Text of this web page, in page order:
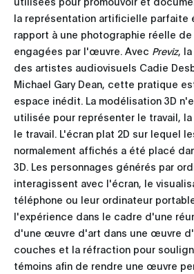
la représentation artificielle parfaite
rapport à une photographie réelle de
engagées par l'œuvre. Avec Previz,
des artistes audiovisuels Cadie
Michael Gary Dean, cette pratique
espace inédit. La modélisation 3D
utilisée pour représenter le travail,
le travail. L'écran plat 2D sur lequel
normalement affichés a été placé
3D. Les personnages générés par
interagissent avec l'écran, le
téléphone ou leur ordinateur
l'expérience dans le cadre d'une
d'une œuvre d'art dans une œuvre
couches et la réfraction pour
témoins afin de rendre une œuvre